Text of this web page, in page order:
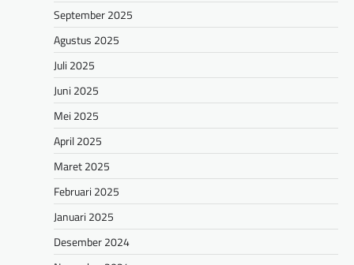
September 2025
Agustus 2025
Juli 2025
Juni 2025
Mei 2025
April 2025
Maret 2025
Februari 2025
Januari 2025
Desember 2024